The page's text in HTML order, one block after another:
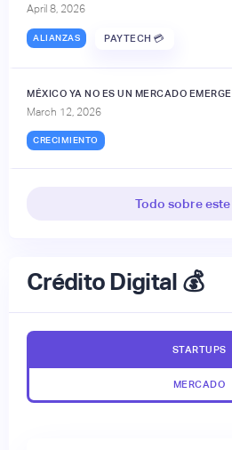
April 8, 2026
ALIANZAS PAYTECH 💳
MÉXICO YA NO ES UN MERCADO
March 12, 2026
CRECIMIENTO
Todo sobre este
Crédito Digital 💰
STARTUPS
MERCADO